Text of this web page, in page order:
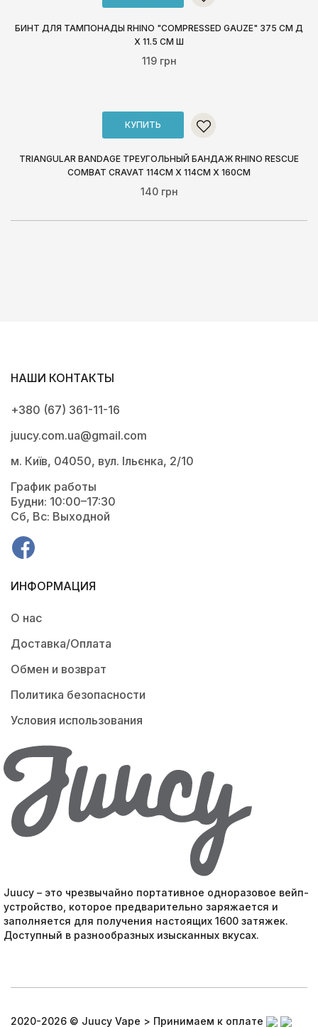
БИНТ ДЛЯ ТАМПОНАДЫ RHINO "COMPRESSED GAUZE" 375 СМ Д
Х 11.5 СМ Ш
119 грн
КУПИТЬ
TRIANGULAR BANDAGE ТРЕУГОЛЬНЫЙ БАНДАЖ RHINO RESCUE
COMBAT CRAVAT 114СМ X 114СМ X 160СМ
140 грн
НАШИ КОНТАКТЫ
+380 (67) 361-11-16
juucy.com.ua@gmail.com
м. Київ, 04050, вул. Ільєнка, 2/10
График работы
Будни: 10:00–17:30
Сб, Вс: Выходной
ИНФОРМАЦИЯ
О нас
Доставка/Оплата
Обмен и возврат
Политика безопасности
Условия использования
Juucy – это чрезвычайно портативное одноразовое вейп-
устройство, которое предварительно заряжается и
заполняется для получения настоящих 1600 затяжек.
Доступный в разнообразных изысканных вкусах.
2020-2026 © Juucy Vape > Принимаем к оплате